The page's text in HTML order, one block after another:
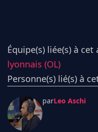
Équipe(s) liée(s) à cet
lyonnais (OL)
Personne(s) lié(s) à
parLeo Aschi